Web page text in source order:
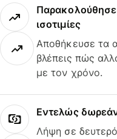
ισοτιμίες
Αποθήκευσε τα
βλέπεις πώς
με τον χρόνο.
Εντελώς
Λήψη σε